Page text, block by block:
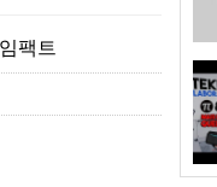
팩트